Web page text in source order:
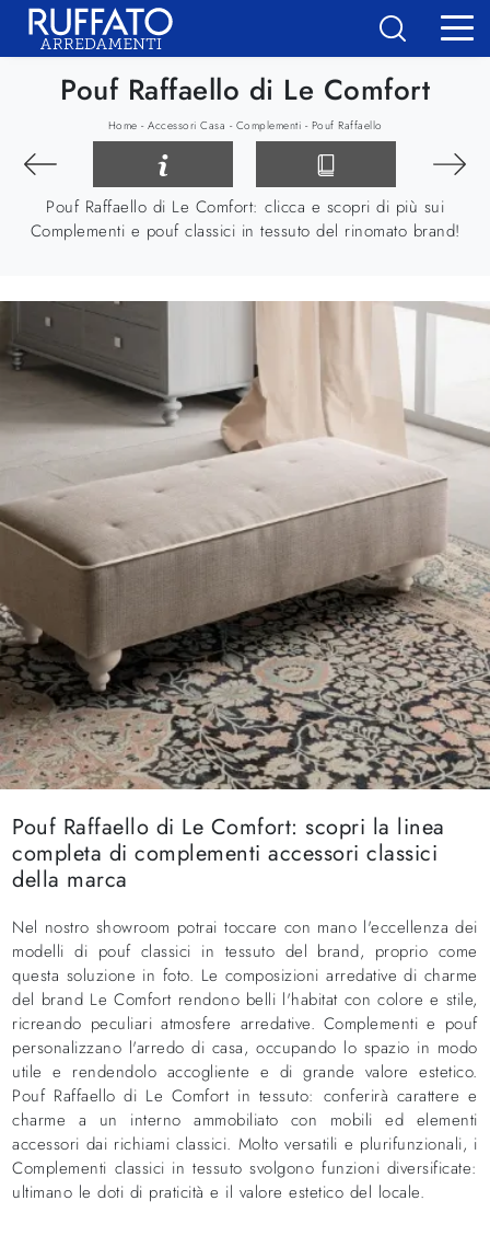
Pouf Raffaello di Le Comfort
Home - Accessori Casa - Complementi - Pouf Raffaello
Pouf Raffaello di Le Comfort: clicca e scopri di più sui
Complementi e pouf classici in tessuto del rinomato brand!
Pouf Raffaello di Le Comfort: scopri la linea
completa di complementi accessori classici
della marca
Nel nostro showroom potrai toccare con mano l'eccellenza dei
modelli di pouf classici in tessuto del brand, proprio come
questa soluzione in foto. Le composizioni arredative di charme
del brand Le Comfort rendono belli l'habitat con colore e stile,
ricreando peculiari atmosfere arredative. Complementi e pouf
personalizzano l'arredo di casa, occupando lo spazio in modo
utile e rendendolo accogliente e di grande valore estetico.
Pouf Raffaello di Le Comfort in tessuto: conferirà carattere e
charme a un interno ammobiliato con mobili ed elementi
accessori dai richiami classici. Molto versatili e plurifunzionali, i
Complementi classici in tessuto svolgono funzioni diversificate:
ultimano le doti di praticità e il valore estetico del locale.